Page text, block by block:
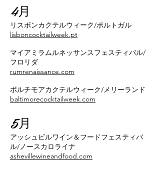
4月
リスボンカクテルウィーク/ポルトガル
lisboncocktailweek.pt
マイアミラムルネッサンスフェスティバル/
フロリダ
rumrenaissance.com
ボルチモアカクテルウィーク/メリーランド
baltimorecocktailweek.com
5月
アッシュビルワイン＆フードフェスティバ
ル/ノースカロライナ
ashevillewineandfood.com